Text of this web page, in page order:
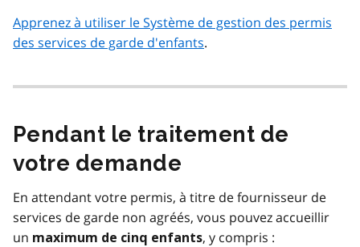
Apprenez à utiliser le Système de gestion des permis
des services de garde d'enfants.
Pendant le traitement de
votre demande
En attendant votre permis, à titre de fournisseur de
services de garde non agréés, vous pouvez accueillir
un maximum de cinq enfants, y compris :